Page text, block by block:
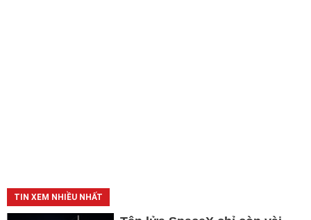
TIN XEM NHIỀU NHẤT